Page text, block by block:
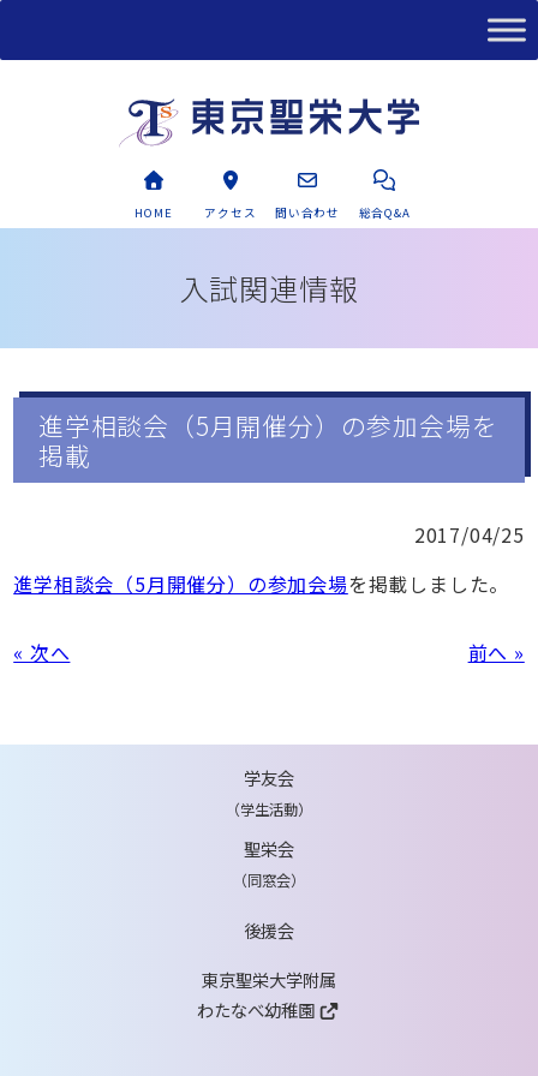
HOME アクセス 問い合わせ 総合Q&A
入試関連情報
進学相談会（5月開催分）の参加会場を
掲載
2017/04/25
進学相談会（5月開催分）の参加会場を掲載しました。
« 次へ 前へ »
学友会
（学生活動）
聖栄会
（同窓会）
後援会
東京聖栄大学附属
わたなべ幼稚園